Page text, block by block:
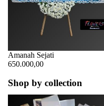
Amanah Sejati
650.000,00
Shop by collection